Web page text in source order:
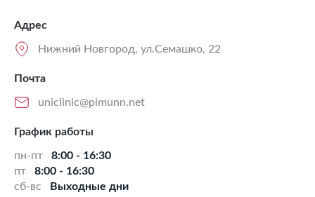
Адрес
Нижний Новгород, ул.Семашко, 22
Почта
uniclinic@pimunn.net
График работы
пн-пт
8:00 - 16:30
пт
8:00 - 16:30
сб-вс
Выходные дни